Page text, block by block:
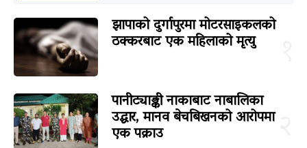
झापाको दुर्गापुरमा मोटरसाइकलको
ठक्करबाट एक महिलाको मृत्यु
पानीट्याङ्की नाकाबाट नाबालिका
उद्धार, मानव बेचबिखनको आरोपमा
एक पक्राउ